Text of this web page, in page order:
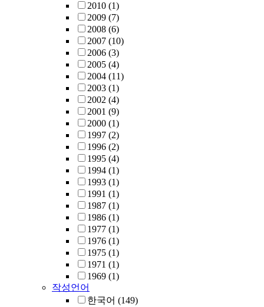
2010 (1)
2009 (7)
2008 (6)
2007 (10)
2006 (3)
2005 (4)
2004 (11)
2003 (1)
2002 (4)
2001 (9)
2000 (1)
1997 (2)
1996 (2)
1995 (4)
1994 (1)
1993 (1)
1991 (1)
1987 (1)
1986 (1)
1977 (1)
1976 (1)
1975 (1)
1971 (1)
1969 (1)
작성언어
한국어 (149)